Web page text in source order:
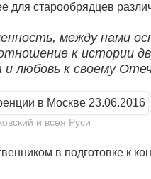
для старообрядцев
между нами
к истории
любовь к своему
и всея Руси
в подготовке к